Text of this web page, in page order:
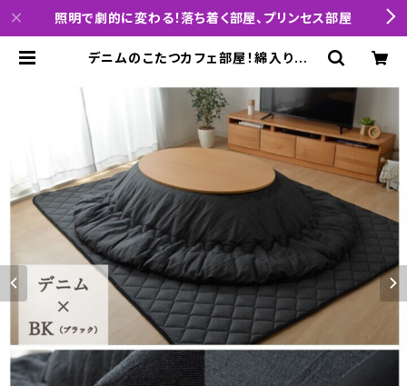
照明で劇的に変わる！落ち着く部屋、プリンセス部屋
デニムのこたつカフェ部屋！綿入りあっ
| interiorCode「小説の主人公にな
れる部屋を提案」「レイアウトと照明を
制する者は1人暮らしを制す」